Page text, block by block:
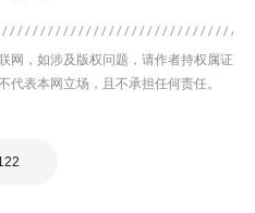
网，如涉及版权问题，请作者持权属证
表本网立场，且不承担任何责任。